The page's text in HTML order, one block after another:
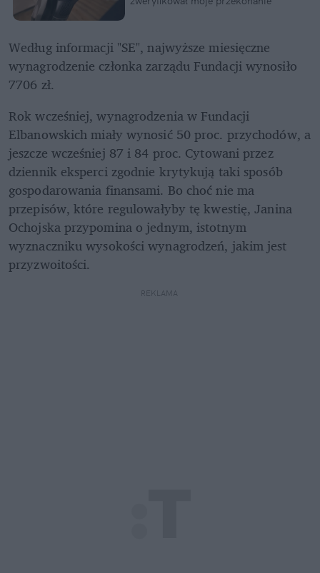
Według informacji "SE", najwyższe miesięczne
wynagrodzenie członka zarządu Fundacji wynosiło
7706 zł.
Rok wcześniej, wynagrodzenia w Fundacji
Elbanowskich miały wynosić 50 proc. przychodów, a
jeszcze wcześniej 87 i 84 proc. Cytowani przez
dziennik eksperci zgodnie krytykują taki sposób
gospodarowania finansami. Bo choć nie ma
przepisów, które regulowałyby tę kwestię, Janina
Ochojska przypomina o jednym, istotnym
wyznaczniku wysokości wynagrodzeń, jakim jest
przyzwoitości.
REKLAMA